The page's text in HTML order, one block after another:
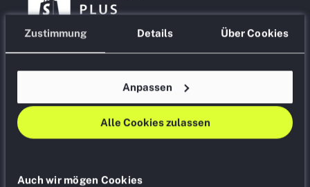
Zustimmung Details Über Cookies
Auch wir mögen Cookies
Alle Cookies zulassen
Anpassen
Unsere Partner & Lösungen